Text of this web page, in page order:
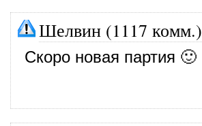
Шелвин (1117 комм.)
Скоро новая партия 🙂